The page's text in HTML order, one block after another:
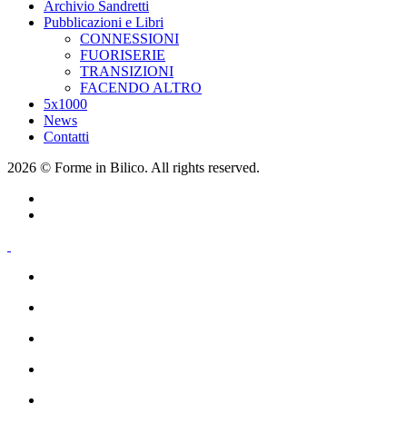
Archivio Sandretti
Pubblicazioni e Libri
CONNESSIONI
FUORISERIE
TRANSIZIONI
FACENDO ALTRO
5x1000
News
Contatti
2026 © Forme in Bilico. All rights reserved.